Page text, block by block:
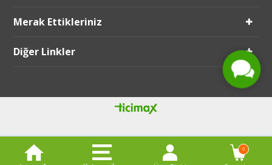
Merak Ettikleriniz
Diğer Linkler
0